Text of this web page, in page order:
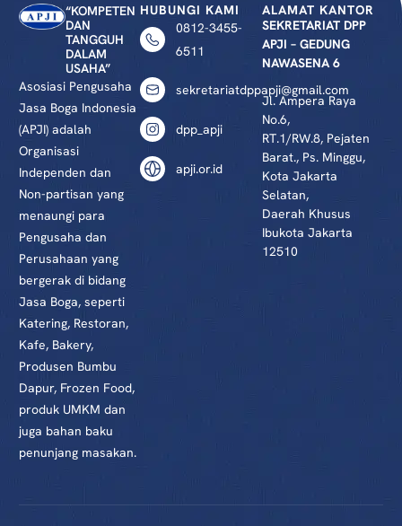
“KOMPETEN
DAN
TANGGUH
DALAM
USAHA”
Asosiasi Pengusaha
Jasa Boga Indonesia
(APJI) adalah
Organisasi
Independen dan
Non-partisan yang
menaungi para
Pengusaha dan
Perusahaan yang
bergerak di bidang
Jasa Boga, seperti
Katering, Restoran,
Kafe, Bakery,
Produsen Bumbu
Dapur, Frozen Food,
produk UMKM dan
juga bahan baku
penunjang masakan.
HUBUNGI KAMI
0812-3455-
6511
sekretariatdppapji@gmail.com
dpp_apji
apji.or.id
ALAMAT KANTOR
SEKRETARIAT DPP
APJI – GEDUNG
NAWASENA 6
Jl. Ampera Raya
No.6,
RT.1/RW.8, Pejaten
Barat., Ps. Minggu,
Kota Jakarta
Selatan,
Daerah Khusus
Ibukota Jakarta
12510